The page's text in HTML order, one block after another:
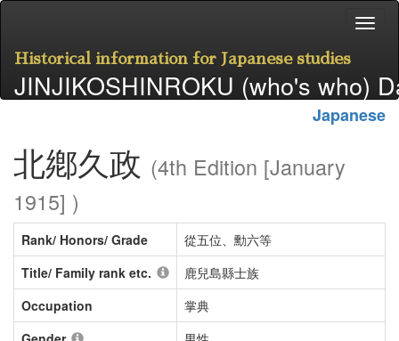
Historical information for Japanese studies
JINJIKOSHINROKU (who's who)
Japanese
北鄕久政 (4th Edition [January
1915] )
Rank/ Honors/ Grade
從五位、勳六等
Title/ Family rank etc.
鹿兒島縣士族
Occupation
掌典